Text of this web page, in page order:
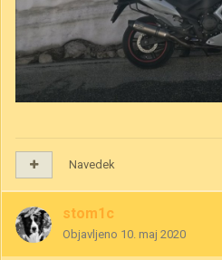
Navedek
stom1c
Objavljeno 10. maj 2020